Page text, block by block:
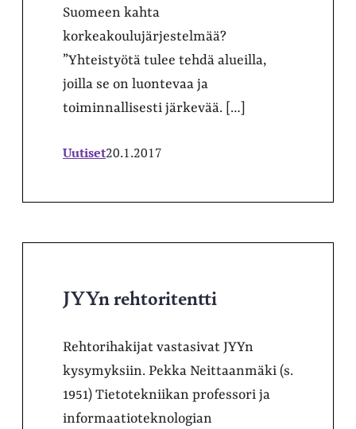
Suomeen kahta
korkeakoulujärjestelmää?
”Yhteistyötä tulee tehdä alueilla,
joilla se on luontevaa ja
toiminnallisesti järkevää. […]
Uutiset20.1.2017
JYYn rehtoritentti
Rehtorihakijat vastasivat JYYn
kysymyksiin. Pekka Neittaanmäki (s.
1951) Tietotekniikan professori ja
informaatioteknologian